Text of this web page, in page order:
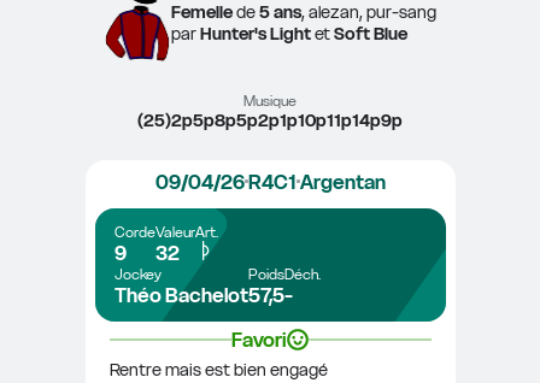
Femelle de 5 ans, alezan, pur-sang
par Hunter's Light et Soft Blue
Musique
(25)2p5p8p5p2p1p10p11p14p9p
09/04/26R4C1Argentan
Corde
9
Valeur
32
Art.
Jockey
Théo Bachelot
Poids
57,5
Déch.
-
Favori
Rentre mais est bien engagé